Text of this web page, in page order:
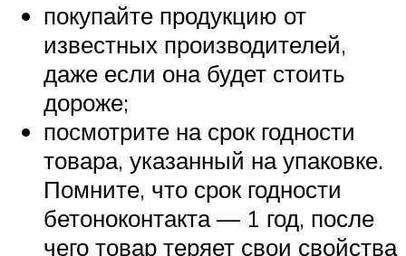
покупайте продукцию от
известных производителей,
даже если она будет стоить
дороже;
посмотрите на срок годности
товара, указанный на упаковке.
Помните, что срок годности
бетоноконтакта — 1 год, после
чего товар теряет свои свойства